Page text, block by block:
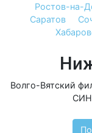
Ростов-на-
Саратов
Волго-Вятский